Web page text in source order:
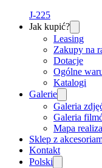
J-225
Jak kupić?
Leasing
Zakupy na
Dotacje
Ogólne
Katalogi
Galerie
Galeria
Galeria
Mapa
Sklep z
Kontakt
Polski